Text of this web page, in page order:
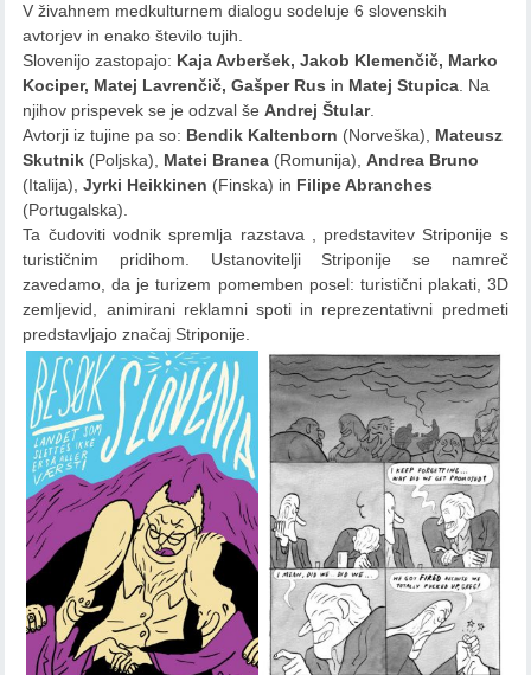
V živahnem medkulturnem dialogu sodeluje 6 slovenskih
avtorjev in enako število tujih.
Slovenijo zastopajo: Kaja Avberšek, Jakob Klemenčič, Marko
Kociper, Matej Lavrenčič, Gašper Rus in Matej Stupica. Na
njihov prispevek se je odzval šeAndrej Štular.
Avtorji iz tujine pa so: Bendik Kaltenborn (Norveška), Mateusz
Skutnik (Poljska), Matei Branea (Romunija),Andrea Bruno
(Italija),Jyrki Heikkinen (Finska) in Filipe Abranches
(Portugalska).
Ta čudoviti vodnik spremlja razstava , predstavitev Striponije s
turističnim pridihom. Ustanovitelji Striponije se namreč
zavedamo, da je turizem pomemben posel: turistični plakati, 3D
zemljevid, animirani reklamni spoti in reprezentativni predmeti
predstavljajo značaj Striponije.